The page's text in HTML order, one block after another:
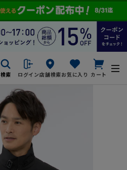
検索 ログイン店舗検索お気に入り カート